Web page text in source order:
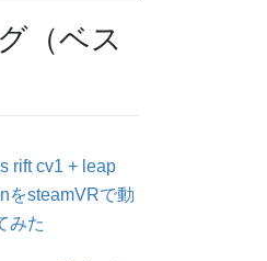
（ベス
rift cv1 + leap
をsteamVRで動
みた